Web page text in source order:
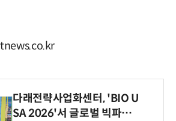
다래전략사업화센터, 'BIO U
SA 2026'서 글로벌 빅파마